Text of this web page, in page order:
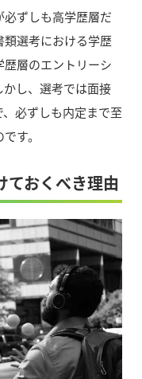
ずしも高学歴層だ
類選考における学歴
層のエントリーシ
し、選考では面接
必ずしも内定まで至
す。
ておくべき理由